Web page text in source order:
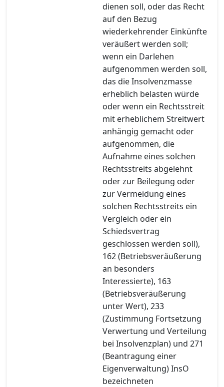
dienen soll, oder das Recht
auf den Bezug
wiederkehrender Einkünfte
veräußert werden soll;
wenn ein Darlehen
aufgenommen werden soll,
das die Insolvenzmasse
erheblich belasten würde
oder wenn ein Rechtsstreit
mit erheblichem Streitwert
anhängig gemacht oder
aufgenommen, die
Aufnahme eines solchen
Rechtsstreits abgelehnt
oder zur Beilegung oder
zur Vermeidung eines
solchen Rechtsstreits ein
Vergleich oder ein
Schiedsvertrag
geschlossen werden soll),
162 (Betriebsveräußerung
an besonders
Interessierte), 163
(Betriebsveräußerung
unter Wert), 233
(Zustimmung Fortsetzung
Verwertung und Verteilung
bei Insolvenzplan) und 271
(Beantragung einer
Eigenverwaltung) InsO
bezeichneten